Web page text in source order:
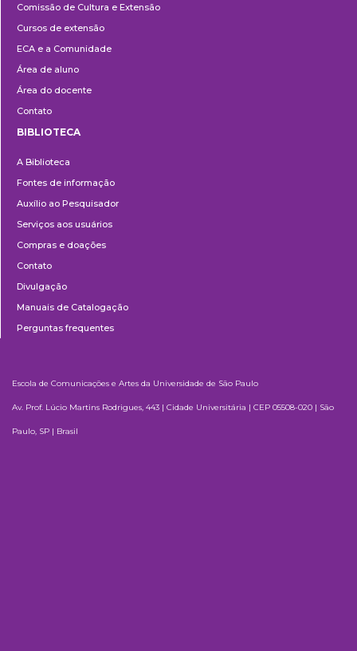
e
Extensão
Comissão de Cultura e Extensão
Cursos de extensão
ECA e a Comunidade
Área de aluno
Área do docente
Contato
BIBLIOTECA
A Biblioteca
Fontes de informação
Auxílio ao Pesquisador
Serviços aos usuários
Compras e doações
Contato
Divulgação
Manuais de Catalogação
Perguntas frequentes
Escola de Comunicações e Artes da Universidade de São Paulo
Av. Prof. Lúcio Martins Rodrigues, 443 | Cidade Universitária | CEP 05508-020 | São
Paulo, SP | Brasil